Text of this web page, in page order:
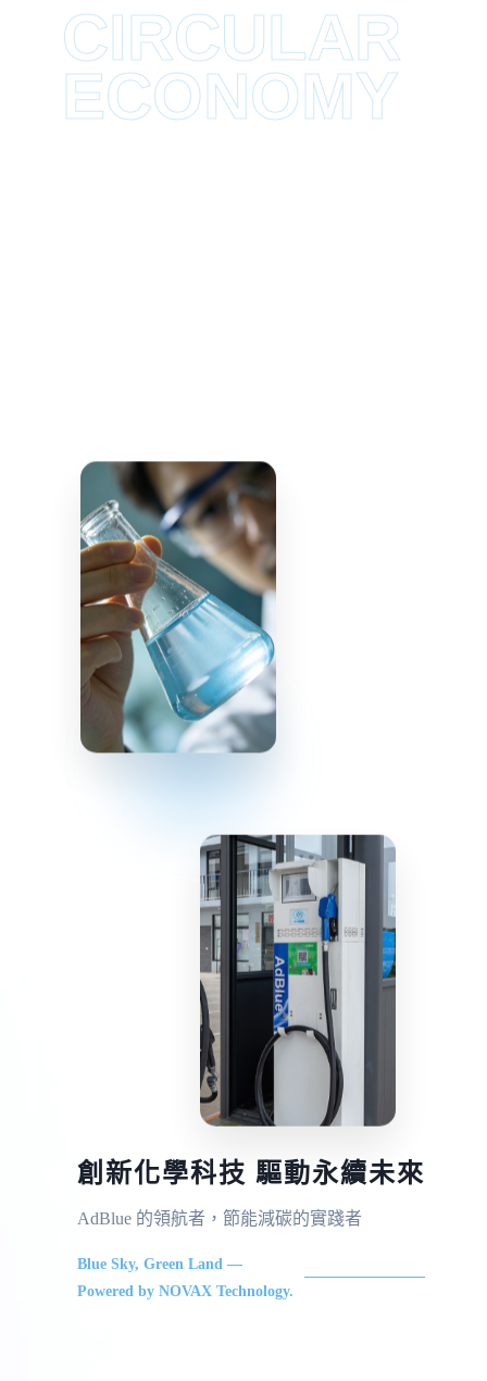
CIRCULAR
ECONOMY
創新化學科技 驅動永續未來
AdBlue 的領航者，節能減碳的實踐者
Blue Sky, Green Land —
Powered by NOVAX Technology.